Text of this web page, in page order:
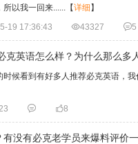
以我一回来...... 【详细 】
19 17:36:43 43327 5
克英语怎么样？为什么那么多
候看到有好多人推荐必克英语，
 8
没有必克老学员来爆料评价